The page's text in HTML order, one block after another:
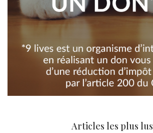
Articles les plus lus